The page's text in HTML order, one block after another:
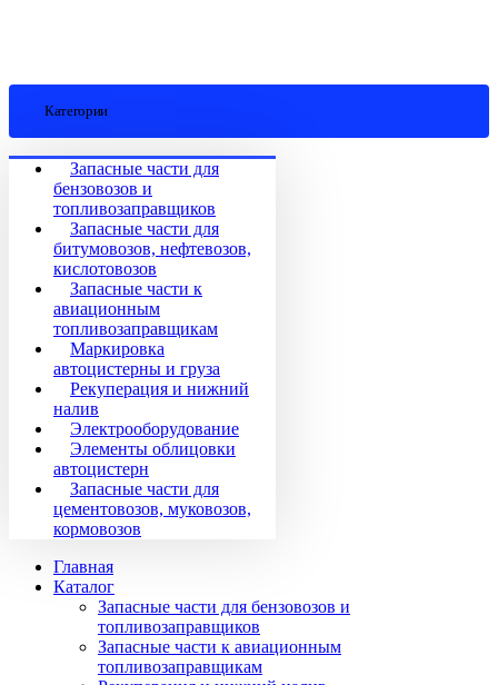
Категории
Запасные части для
бензовозов и
топливозаправщиков
Запасные части для
битумовозов, нефтевозов,
кислотовозов
Запасные части к
авиационным
топливозаправщикам
Маркировка
автоцистерны и груза
Рекуперация и нижний
налив
Электрооборудование
Элементы облицовки
автоцистерн
Запасные части для
цементовозов, муковозов,
кормовозов
Главная
Каталог
Запасные части для бензовозов и
топливозаправщиков
Запасные части к авиационным
топливозаправщикам